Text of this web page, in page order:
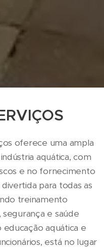
oferece uma ampla
aquática, com
e no fornecimento
para todas as
treinamento
e saúde
aquática e
está no lugar